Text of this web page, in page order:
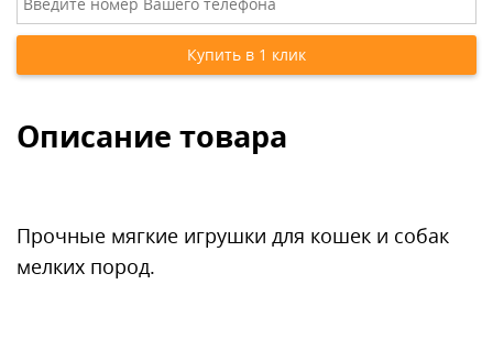
Описание товара
Прочные мягкие игрушки для кошек и собак
мелких пород.